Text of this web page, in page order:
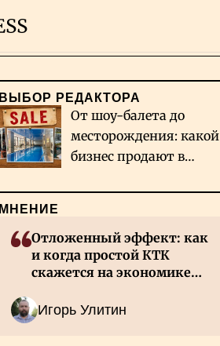
ВЫБОР РЕДАКТОРА
От шоу-балета до
месторождения: какой
бизнес продают в
МНЕНИЕ
Отложенный эффект: как
и когда простой КТК
скажется на экономике
Игорь Улитин